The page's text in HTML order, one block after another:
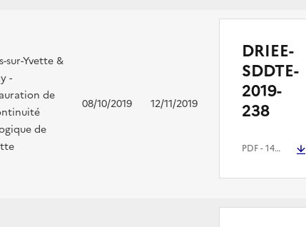
sur-Yvette &
-
de
de
08/10/2019 12/11/2019
DRIEE-
SDDTE-
2019-
238
PDF- 141.1 kio